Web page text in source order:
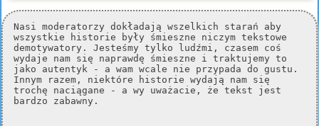
Nasi moderatorzy dokładają wszelkich starań aby
wszystkie historie były śmieszne niczym tekstowe
demotywatory. Jesteśmy tylko ludźmi, czasem coś
wydaje nam się naprawdę śmieszne i traktujemy to
jako autentyk - a wam wcale nie przypada do gustu.
Innym razem, niektóre historie wydają nam się
trochę naciągane - a wy uważacie, że tekst jest
bardzo zabawny.